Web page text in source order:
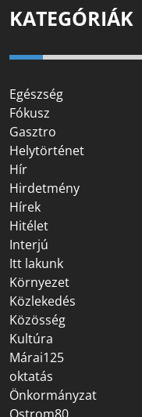
KATEGÓRIÁK
Egészség
Fókusz
Gasztro
Helytörténet
Hír
Hirdetmény
Hírek
Hitélet
Interjú
Itt lakunk
Környezet
Közlekedés
Közösség
Kultúra
Márai125
oktatás
Önkormányzat